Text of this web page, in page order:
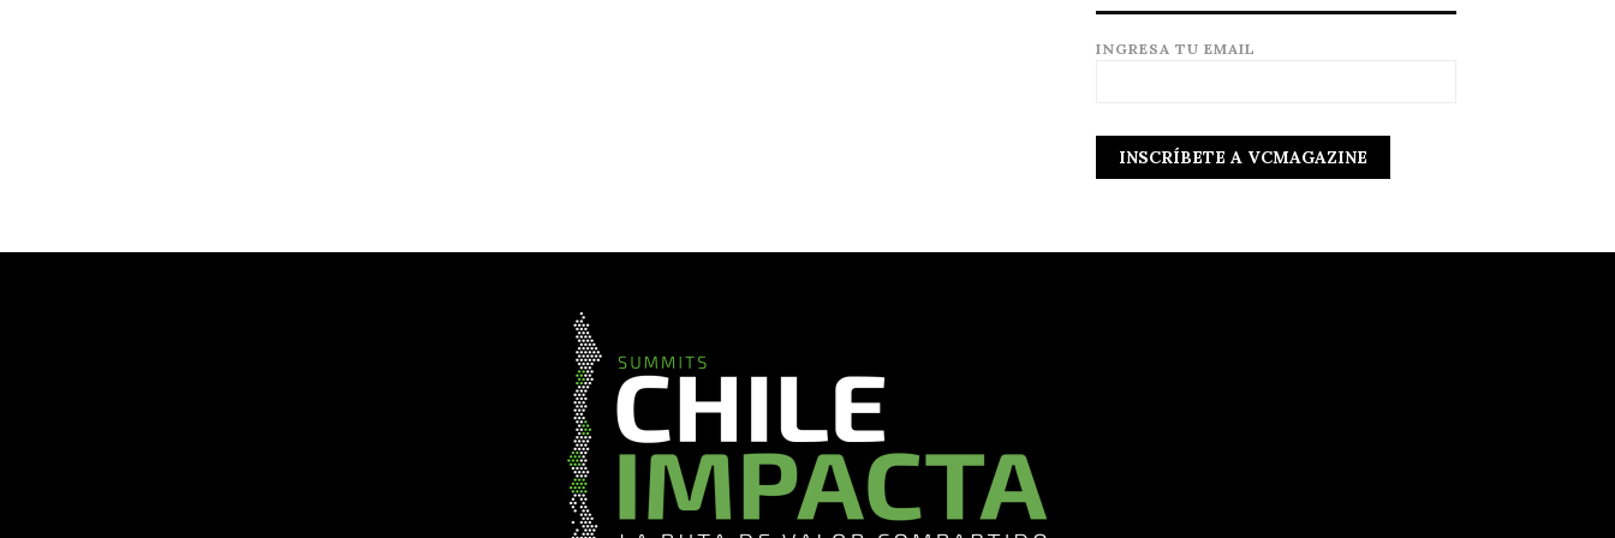
INGRESA TU EMAIL